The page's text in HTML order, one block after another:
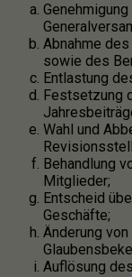
Abnahme
sowie des
Entlastung
Festsetzung
Wahl und
Behandlung
Mitglieder;
Entscheid
Geschäfte;
Änderung
Auflösung